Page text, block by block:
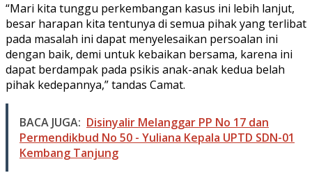
“Mari kita tunggu perkembangan kasus ini lebih lanjut,
besar harapan kita tentunya di semua pihak yang terlibat
pada masalah ini dapat menyelesaikan persoalan ini
dengan baik, demi untuk kebaikan bersama, karena ini
dapat berdampak pada psikis anak-anak kedua belah
pihak kedepannya,” tandas Camat.
BACA JUGA: Disinyalir Melanggar PP No 17 dan
Permendikbud No 50 - Yuliana Kepala UPTD SDN-01
Kembang Tanjung